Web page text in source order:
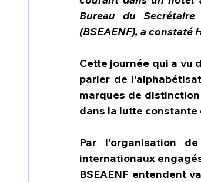
Bureau du
(BSEAENF), a constaté
Cette journée qui a vu
parler de
marques de
dans la lutte
Par l'organisation
internationaux
BSEAENF entendent